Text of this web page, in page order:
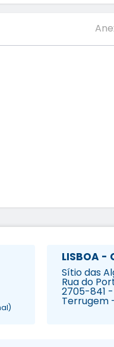
LISBOA -
Sítio das
Rua do
2705-841
Terrugem